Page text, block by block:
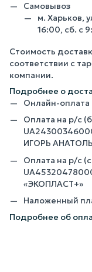
Самовывоз
м. Харьков,
16:00, сб. с
Стоимость
соответствии с
компании.
Подробнее о
Онлайн-оплата
Оплата на р/с
ИГОРЬ
Оплата на р/с
«ЭКОПЛАСТ+»
Наложенный
Подробнее об